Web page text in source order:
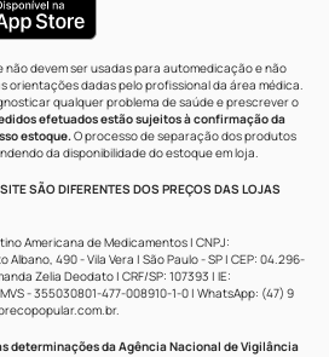
devem ser usadas para automedicação e não
orientações dadas pelo profissional da área médica.
qualquer problema de saúde e prescrever o
efetuados estão sujeitos à confirmação da
estoque.O processo de separação dos produtos
da disponibilidade do estoque em loja.
SÃO DIFERENTES DOS PREÇOS DAS LOJAS
Americana de Medicamentos | CNPJ:
Albano, 490 - Vila Vera | São Paulo - SP | CEP: 04.296-
Zelia Deodato | CRF/SP: 107393 | IE:
- 355030801-477-008910-1-0 | WhatsApp: (47) 9
.
determinações da Agência Nacional de Vigilância